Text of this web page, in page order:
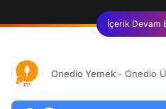
İçerik Devam
Onedio Yemek - Onedio